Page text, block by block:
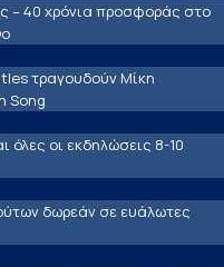
– 40 χρόνια προσφοράς στο
τραγουδούν Μίκη
Song
όλες οι εκδηλώσεις 8-10
δωρεάν σε ευάλωτες